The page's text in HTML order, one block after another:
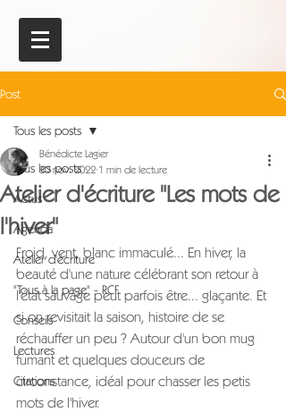
Post
Tous les posts
Actus
Agenda
Atelier d'écriture
"Tous à la page" - RCF
Conseils
Lectures
Citations
Tous les posts
Atelier d'écriture "Les mots de
l'hiver"
Bénédicte Lagier
30 nov. 2022 1 min de lecture
Froid, vent, blanc immaculé... En hiver, la
beauté d'une nature célébrant son retour à
l'état sauvage peut parfois être... glaçante. Et
si on revisitait la saison, histoire de se
réchauffer un peu ? Autour d'un bon mug
fumant et quelques douceurs de
circonstance, idéal pour chasser les petis
mots de l'hiver.